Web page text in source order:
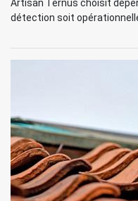
Artisan Ternus choisit
détection soit opérationnelle